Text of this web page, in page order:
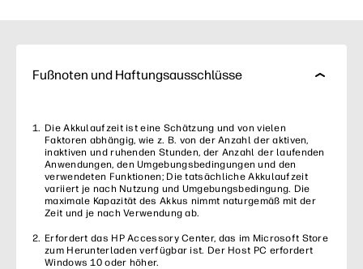
Fußnoten und Haftungsausschlüsse
Die Akkulaufzeit ist eine Schätzung und von vielen
Faktoren abhängig, wie z. B. von der Anzahl der aktiven,
inaktiven und ruhenden Stunden, der Anzahl der laufenden
Anwendungen, den Umgebungsbedingungen und den
verwendeten Funktionen; Die tatsächliche Akkulaufzeit
variiert je nach Nutzung und Umgebungsbedingung. Die
maximale Kapazität des Akkus nimmt naturgemäß mit der
Zeit und je nach Verwendung ab.
Erfordert das HP Accessory Center, das im Microsoft Store
zum Herunterladen verfügbar ist. Der Host PC erfordert
Windows 10 oder höher.